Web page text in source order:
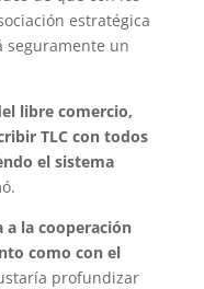
estratégica
seguramente un
libre comercio,
TLC con todos
el sistema
a la cooperación
como con el
profundizar